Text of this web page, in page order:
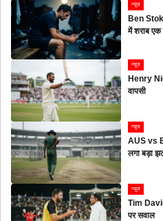
न्यूज
Ben
में शराब एक
न्यूज
Henry
वापसी
न्यूज
AUS vs
लगा बड़ा
न्यूज
Tim
पर सवाल